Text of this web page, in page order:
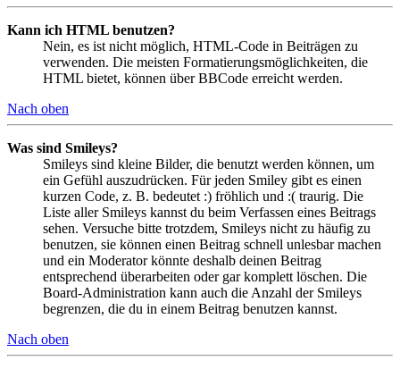
Kann ich HTML benutzen?
Nein, es ist nicht möglich, HTML-Code in Beiträgen zu
verwenden. Die meisten Formatierungsmöglichkeiten, die
HTML bietet, können über BBCode erreicht werden.
Nach oben
Was sind Smileys?
Smileys sind kleine Bilder, die benutzt werden können, um
ein Gefühl auszudrücken. Für jeden Smiley gibt es einen
kurzen Code, z. B. bedeutet :) fröhlich und :( traurig. Die
Liste aller Smileys kannst du beim Verfassen eines Beitrags
sehen. Versuche bitte trotzdem, Smileys nicht zu häufig zu
benutzen, sie können einen Beitrag schnell unlesbar machen
und ein Moderator könnte deshalb deinen Beitrag
entsprechend überarbeiten oder gar komplett löschen. Die
Board-Administration kann auch die Anzahl der Smileys
begrenzen, die du in einem Beitrag benutzen kannst.
Nach oben